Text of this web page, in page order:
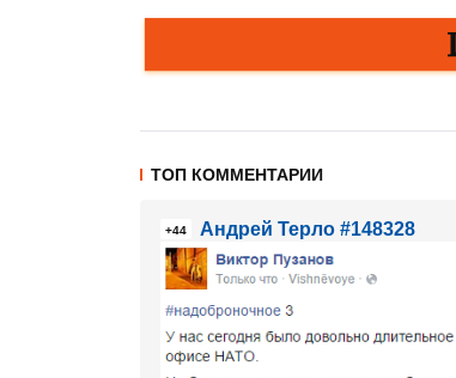
ТОП КОММЕНТАРИИ
+44 Андрей Терло #148328